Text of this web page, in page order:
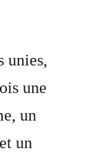
unies,
une
un
un